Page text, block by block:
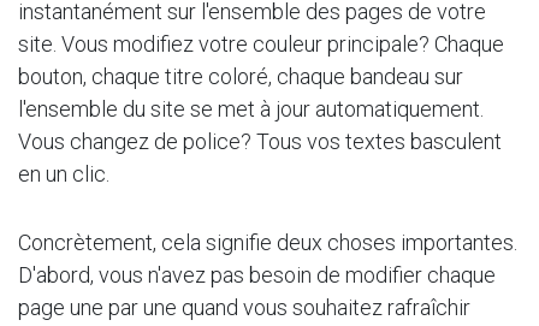
instantanément sur l'ensemble des pages de votre
site. Vous modifiez votre couleur principale? Chaque
bouton, chaque titre coloré, chaque bandeau sur
l'ensemble du site se met à jour automatiquement.
Vous changez de police? Tous vos textes basculent
en un clic.
Concrètement, cela signifie deux choses importantes.
D'abord, vous n'avez pas besoin de modifier chaque
page une par une quand vous souhaitez rafraîchir